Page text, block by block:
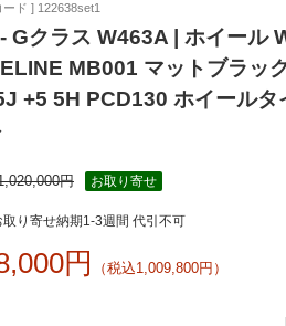
ド ] 122638set1
Gクラス W463A | ホイール
MB001 マットブラッ
+5 5H PCD130 ホイールタ
円 お取り寄せ
取り寄せ納期1-3週間 代引不可
円 （税込1,009,800円）